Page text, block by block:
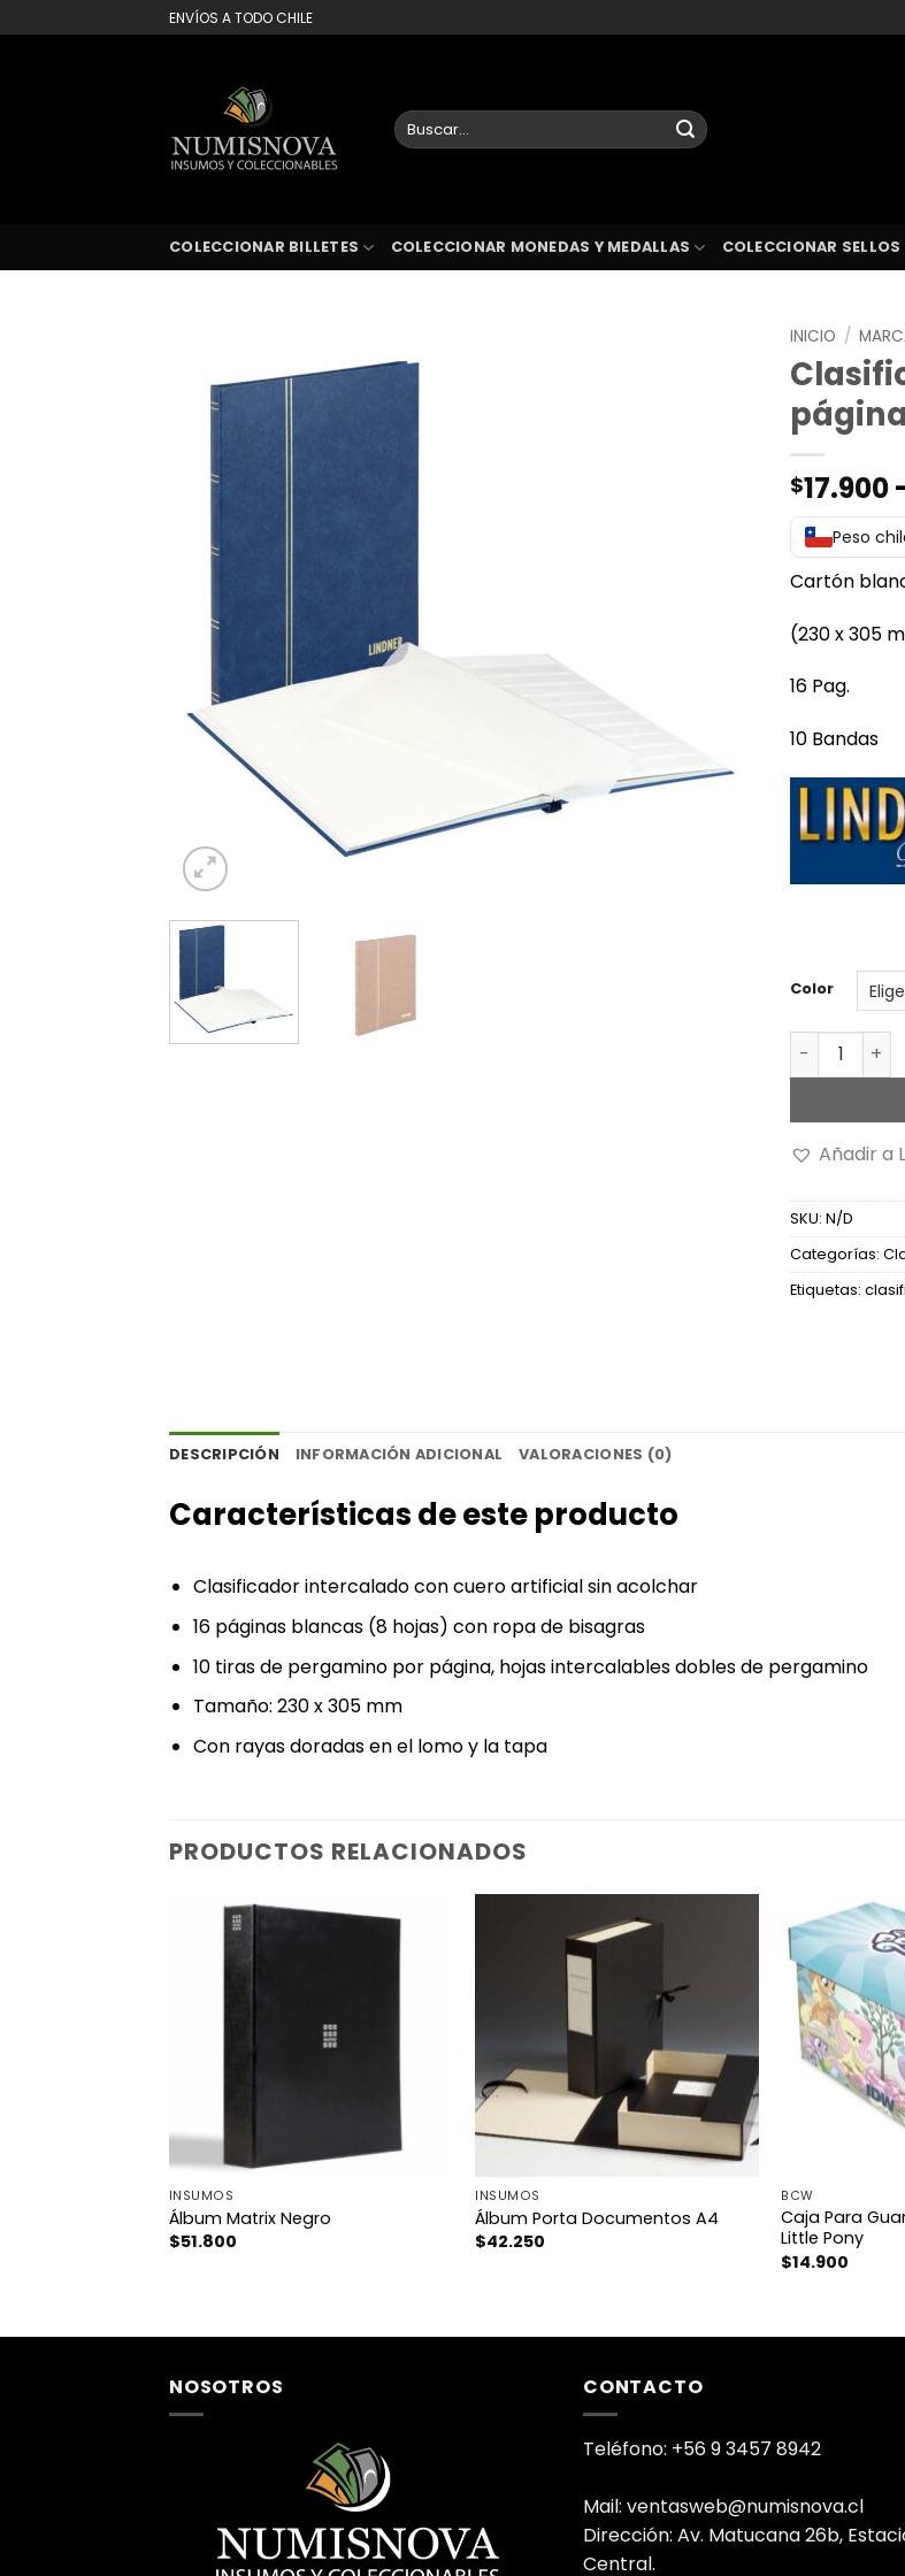
al
ENVÍOS A TODO CHILE
Buscar
por:
COLECCIONAR BILLETES COLECCIONAR MONEDAS Y MEDALLAS COLECCIONAR SELLOS
INICIO /
$17.900
Peso
Cartón
(230 x 305
16 Pag.
10 Bandas
Color
Añadir a
SKU: N/D
Categorías:
Etiquetas:
DESCRIPCIÓN INFORMACIÓN ADICIONAL VALORACIONES (0)
Características de este producto
Clasificador intercalado con cuero artificial sin acolchar
16 páginas blancas (8 hojas) con ropa de bisagras
10 tiras de pergamino por página, hojas intercalables dobles de pergamino
Tamaño: 230 x 305 mm
Con rayas doradas en el lomo y la tapa
PRODUCTOS RELACIONADOS
INSUMOS
Álbum Matrix Negro
$51.800
INSUMOS
Álbum Porta Documentos A4
$42.250
BCW
Caja Para
Little Pony
$14.900
NOSOTROS CONTACTO
Teléfono: +56 9 3457 8942
Mail: ventasweb@numisnova.cl
Dirección: Av. Matucana 26b,
Central.